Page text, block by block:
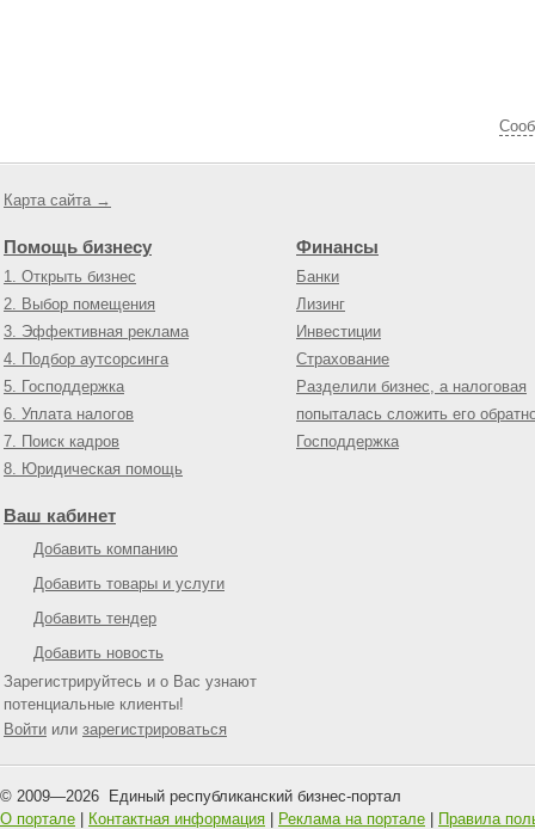
Карта сайта →
Помощь бизнесу
1. Открыть бизнес
2. Выбор помещения
3. Эффективная реклама
4. Подбор аутсорсинга
5. Господдержка
6. Уплата налогов
7. Поиск кадров
8. Юридическая помощь
Финансы
Банки
Лизинг
Инвестиции
Страхование
Разделили бизнес, а налоговая
попыталась сложить его
Господдержка
Ваш кабинет
Добавить компанию
Добавить товары и услуги
Добавить тендер
Добавить новость
Зарегистрируйтесь и о Вас узнают
потенциальные клиенты!
Войти или зарегистрироваться
© 2009—2026 Единый республиканский бизнес-портал
О портале
Контактная информация Реклама на портале Правила